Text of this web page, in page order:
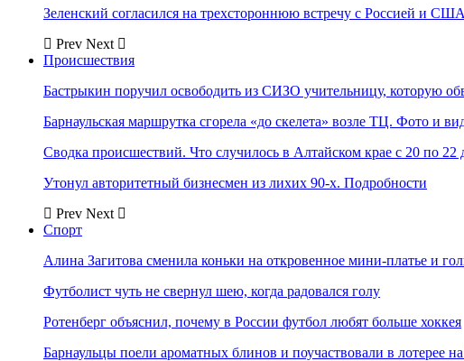
Зеленский согласился на трехстороннюю встречу с Россией и
Prev Next
Происшествия
Бастрыкин поручил освободить из СИЗО учительницу, которую
Барнаульская маршрутка сгорела «до скелета» возле ТЦ. Фото и
Сводка происшествий. Что случилось в Алтайском крае с 20 по 22
Утонул авторитетный бизнесмен из лихих 90-х. Подробности
Prev Next
Спорт
Алина Загитова сменила коньки на откровенное мини-платье и
Футболист чуть не свернул шею, когда радовался голу
Ротенберг объяснил, почему в России футбол любят больше хоккея
Барнаульцы поели ароматных блинов и поучаствовали в лотерее